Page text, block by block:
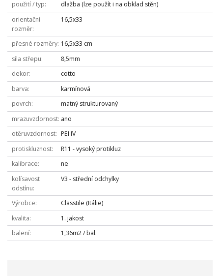
použití / typ
dlažba (lze použít i na obklad stěn)
orientační
rozměr
16,5x33
přesné rozměry 16,5x33 cm
síla střepu
8,5mm
dekor
cotto
barva
karmínová
povrch
matný strukturovaný
mrazuvzdornost ano
otěruvzdornost
PEI IV
protiskluznost
R11 - vysoký protikluz
kalibrace
ne
kolísavost
odstínu
V3 - střední odchylky
Výrobce
Classtile (Itálie)
kvalita
1. jakost
balení
1,36m2 / bal.